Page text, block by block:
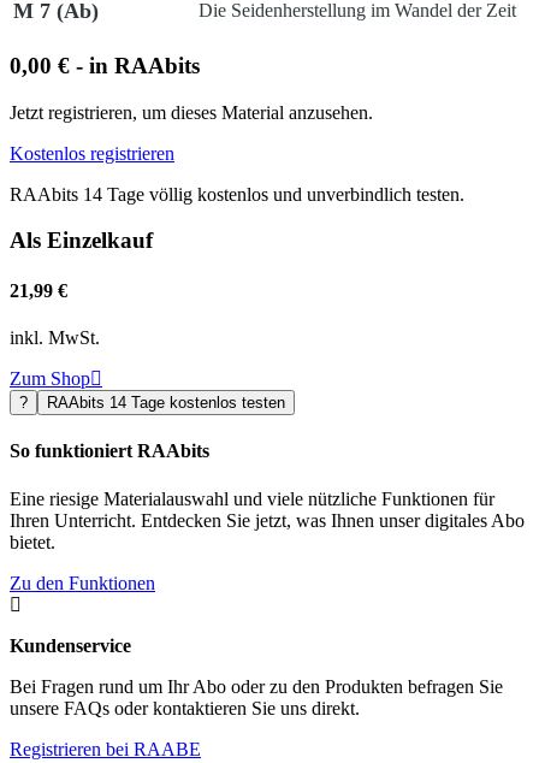
M 7 (Ab) Die Seidenherstellung im Wandel der Zeit
0,00 € - in RAAbits
Jetzt registrieren, um dieses Material anzusehen.
Kostenlos registrieren
RAAbits 14 Tage völlig kostenlos und unverbindlich testen.
Als Einzelkauf
21,99 €
inkl. MwSt.
Zum Shop
? RAAbits 14 Tage kostenlos testen
So funktioniert RAAbits
Eine riesige Materialauswahl und viele nützliche Funktionen für
Ihren Unterricht. Entdecken Sie jetzt, was Ihnen unser digitales Abo
bietet.
Zu den Funktionen

Kundenservice
Bei Fragen rund um Ihr Abo oder zu den Produkten befragen Sie
unsere FAQs oder kontaktieren Sie uns direkt.
Registrieren bei RAABE